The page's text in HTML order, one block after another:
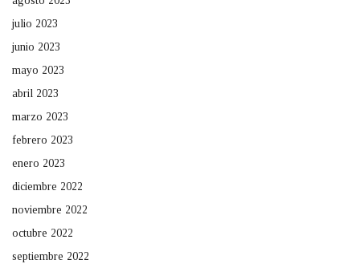
julio 2023
junio 2023
mayo 2023
abril 2023
marzo 2023
febrero 2023
enero 2023
diciembre 2022
noviembre 2022
octubre 2022
septiembre 2022